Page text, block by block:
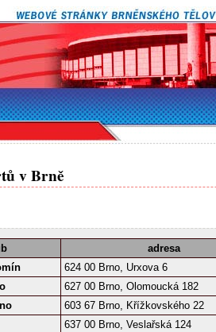
v Brně
adresa
624 00 Brno, Urxova 6
627 00 Brno, Olomoucká 182
603 67 Brno, Křížkovského 22
637 00 Brno, Veslařská 124